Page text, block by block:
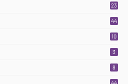
23
44
10
3
8